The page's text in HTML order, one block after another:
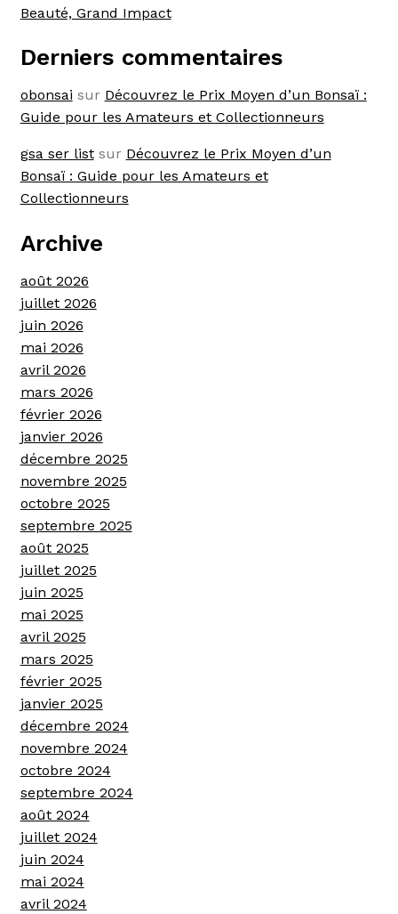
Beauté, Grand Impact
Derniers commentaires
obonsai sur Découvrez le Prix Moyen d’un Bonsaï :
Guide pour les Amateurs et Collectionneurs
gsa ser listsur Découvrez le Prix Moyen d’un
Bonsaï : Guide pour les Amateurs et
Collectionneurs
Archive
août 2026
juillet 2026
juin 2026
mai 2026
avril 2026
mars 2026
février 2026
janvier 2026
décembre 2025
novembre 2025
octobre 2025
septembre 2025
août 2025
juillet 2025
juin 2025
mai 2025
avril 2025
mars 2025
février 2025
janvier 2025
décembre 2024
novembre 2024
octobre 2024
septembre 2024
août 2024
juillet 2024
juin 2024
mai 2024
avril 2024